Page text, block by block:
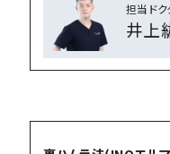
担当ド
井上